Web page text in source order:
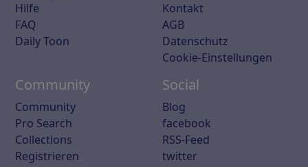
Hilfe
FAQ
Daily Toon
Kontakt
AGB
Datenschutz
Cookie-Einstellungen
Community
Community
Pro Search
Collections
Registrieren
Social
Blog
facebook
RSS-Feed
twitter